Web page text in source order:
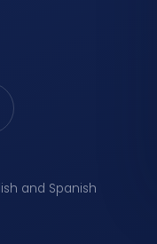
and Spanish